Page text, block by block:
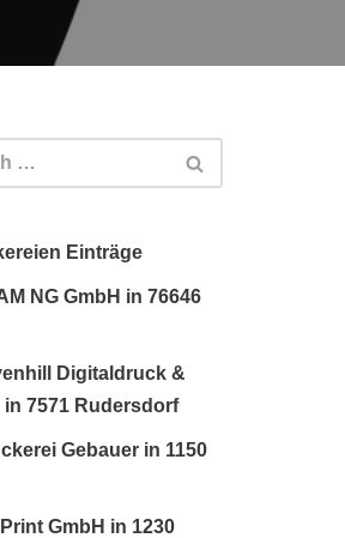
Einträge
NG GmbH in 76646
Digitaldruck &
7571 Rudersdorf
Gebauer in 1150
GmbH in 1230